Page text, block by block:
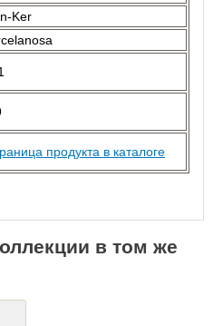
Ker
продукта в каталоге
в том же